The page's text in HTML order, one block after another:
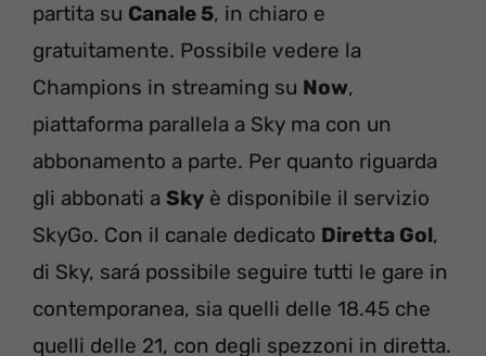
partita su Canale 5, in chiaro e
gratuitamente. Possibile vedere la
Champions in streaming su Now,
piattaforma parallela a Sky ma con un
abbonamento a parte. Per quanto riguarda
gli abbonati a Sky è disponibile il servizio
SkyGo. Con il canale dedicato Diretta Gol,
di Sky, sará possibile seguire tutti le gare in
contemporanea, sia quelli delle 18.45 che
quelli delle 21, con degli spezzoni in diretta.